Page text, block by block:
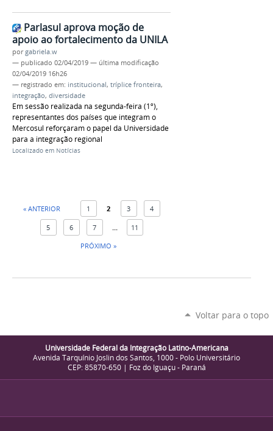
Parlasul aprova moção de
apoio ao fortalecimento da UNILA
porgabriela.w
— publicado 02/04/2019 — última modificação
02/04/2019 16h26
— registrado em: institucional, tríplice fronteira,
integração, diversidade
Em sessão realizada na segunda-feira (1º),
representantes dos países que integram o
Mercosul reforçaram o papel da Universidade
para a integração regional
Localizado em Notícias
« ANTERIOR 1 2 3 4
5 6 7
11
PRÓXIMO »
Voltar para o topo
Universidade Federal da Integração Latino-Americana
Avenida Tarquínio Joslin dos Santos, 1000 - Polo Universitário
CEP: 85870-650 | Foz do Iguaçu - Paraná